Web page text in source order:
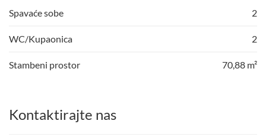
Spavaće sobe 2
WC/Kupaonica 2
Stambeni prostor 70,88 m²
Kontaktirajte nas